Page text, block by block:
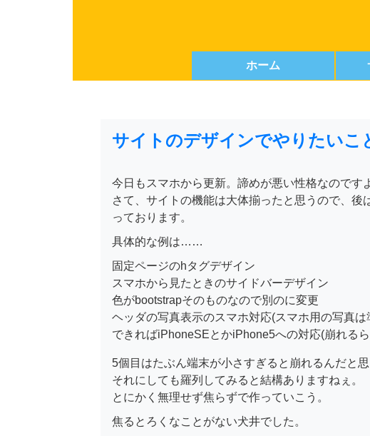
ホーム
サイトのデザインでやりたいこ
今日もスマホから更新。諦めが悪い性格なのです
さて、サイトの機能は大体揃ったと思うので、
っております。
具体的な例は……
固定ページのhタグデザイン
スマホから見たときのサイドバーデザイン
色がbootstrapそのものなので別のに変更
ヘッダの写真表示のスマホ対応(スマホ用の写真は
できればiPhoneSEとかiPhone5への対応(崩れる
5個目はたぶん端末が小さすぎると崩れるんだと
それにしても羅列してみると結構ありますねぇ。
とにかく無理せず焦らずで作っていこう。
焦るとろくなことがない犬井でした。